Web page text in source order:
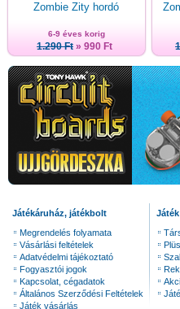
Zombie Zity hordó
6-9 éves korig
1.290 Ft » 990 Ft
Játékáruház, játékbolt
Megrendelés folyamata
Vásárlási feltételek
Adatvédelmi tájékoztató
Fogyasztói jogok
Kapcsolat, cégadatok
Általános Szerződési Feltételek
Játék vásárlás